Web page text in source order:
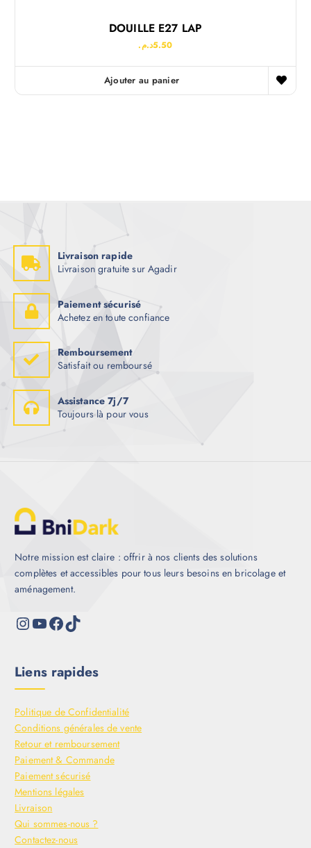
DOUILLE E27 LAP
5.50د.م.
Ajouter au panier
Livraison rapide
Livraison gratuite sur Agadir
Paiement sécurisé
Achetez en toute confiance
Remboursement
Satisfait ou remboursé
Assistance 7j/7
Toujours là pour vous
Notre mission est claire : offrir à nos clients des solutions
complètes et accessibles pour tous leurs besoins en bricolage et
aménagement.
Liens rapides
Politique de Confidentialité
Conditions générales de vente
Retour et remboursement
Paiement & Commande
Paiement sécurisé
Mentions légales
Livraison
Qui sommes-nous ?
Contactez-nous